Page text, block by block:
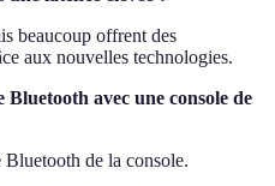
beaucoup offrent des
aux nouvelles technologies.
avec une console de
de la console.